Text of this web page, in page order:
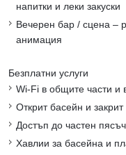
напитки и леки закуски
Вечерен бар / сцена –
анимация
Безплатни услуги
Wi-Fi в общите части и
Открит басейн и
Достъп до частен
Хавлии за басейна и